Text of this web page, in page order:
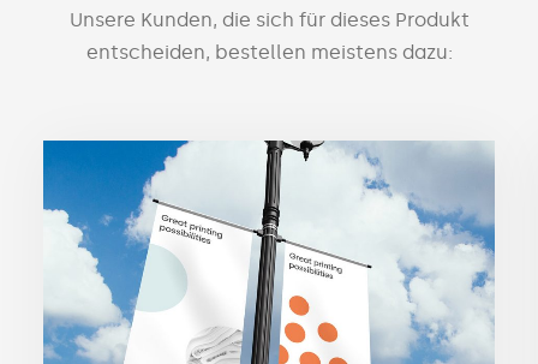
Unsere Kunden, die sich für dieses Produkt
entscheiden, bestellen meistens dazu: